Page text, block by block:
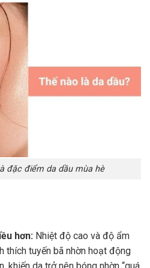
đặc điểm da dầu mùa hè
hơn: Nhiệt độ cao và độ ẩm
thích tuyến bã nhờn hoạt động